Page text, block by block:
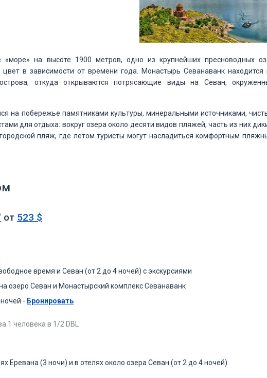
на высоте 1900 метров, одно из крупнейших пресноводных
в зависимости от времени года. Монастырь Севанаванк находится
откуда открываются потрясающие виды на Севан,
на побережье памятниками культуры, минеральными источниками,
для отдыха: вокруг озера около десяти видов пляжей, часть из них
пляж, где летом туристы могут насладиться комфортным
от 523 $
время и Севан (от 2 до 4 ночей) с экскурсиями
озеро Севан и Монастырский комплекс Севанаванк
- Бронировать
1 человека в 1/2 DBL
Еревана (3 ночи) и в отелях около озера Севан (от 2 до 4 ночей)